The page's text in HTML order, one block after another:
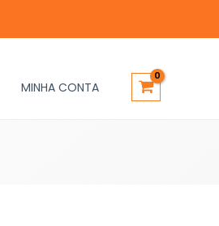
MINHA CONTA